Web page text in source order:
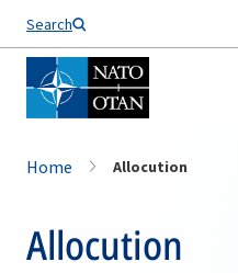
Search
Home Allocution
Allocution